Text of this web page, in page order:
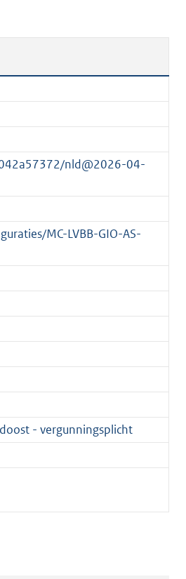
nld@2026-04-
MC-LVBB-GIO-AS-
- vergunningsplicht